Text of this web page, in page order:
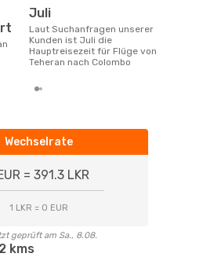
Juli
Laut Suchanfragen unserer
Kunden ist Juli die
Hauptreisezeit für Flüge von
Teheran nach Colombo
Wechselrate
= 391.3 LKR
1 LKR = 0 EUR
geprüft am Sa., 8.08.
kms